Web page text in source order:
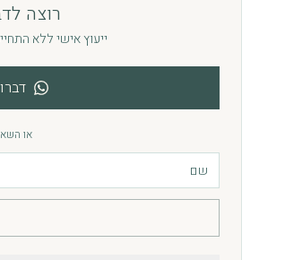
רוצה
ייעוץ אישי ללא
או